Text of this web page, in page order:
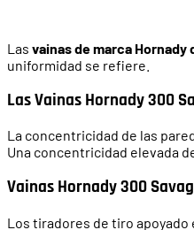
Las vainas de marca Hornady
uniformidad se refiere.
Las Vainas Hornady 300
La concentricidad de las
Una concentricidad elevada
Vainas Hornady 300
Los tiradores de tiro